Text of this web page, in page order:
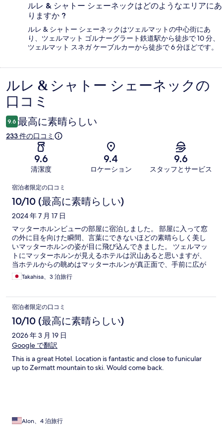
ルレ & シャトー シェーネックはどのようなエリアにあ
りますか ?
ルレ & シャトー シェーネックはツェルマットの中心街にあ
り、ツェルマット ゴルナーグラート鉄道駅から徒歩で 10 分、
ツェルマット スネガ ケーブルカーから徒歩で 6 分ほどです。
口
コ
ミ
ルレ & シャトー シェーネックの
口コミ
9.6 最高に素晴らしい
233 件の口コミ
9.6
清潔度
9.4
ロケーション
9.6
スタッフとサービス
口
コ
ミ
宿泊者限定の口コミ
10/10 (最高に素晴らしい)
2024 年 7 月 17 日
マッターホルンビューの部屋に宿泊しました。 部屋に入って窓
の外に目を向けた瞬間、言葉にできないほどの素晴らしく美し
いマッターホルンの姿が目に飛び込んできました。 ツェルマッ
トにマッターホルンが見えるホテルは沢山あると思いますが、
当ホテルからの眺めはマッターホルンが真正面で、手前に広が
るツェルマットの街並みや左右の山々とのバランスも絶妙であ
り、正にツェルマット一と言っても過言ではないと思います。
ーでホテルに上がるというのもドキドキ・ワクワク感がありま
すし、チェックインの際の対応も丁寧でとても好感の持てるも
のでした。 朝食や夕食時のスタッフの方々も親切で身だしなみ
も良く、大変感じの良い応対振りでした。 他にも冷蔵庫内のド
リンク無料、ゆったりとしたバスタブ、チェックアウト後の駅
までのシャトル送迎等、素晴らしく満足度の高い滞在ができま
Takahisa、3 泊旅行
宿泊者限定の口コミ
10/10 (最高に素晴らしい)
2026 年 3 月 19 日
Google で翻訳
This is a great Hotel. Location is fantastic and close to funicular
up to Zermatt mountain to ski. Would come back.
Alon、4 泊旅行